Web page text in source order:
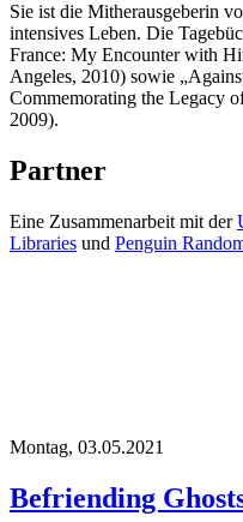
Sie ist die Mitherausgeberin
intensives Leben. Die
France: My Encounter with
Angeles, 2010) sowie
Commemorating the Legacy
2009).
Partner
Eine Zusammenarbeit mit der
Libraries und Penguin
Montag, 03.05.2021
Befriending